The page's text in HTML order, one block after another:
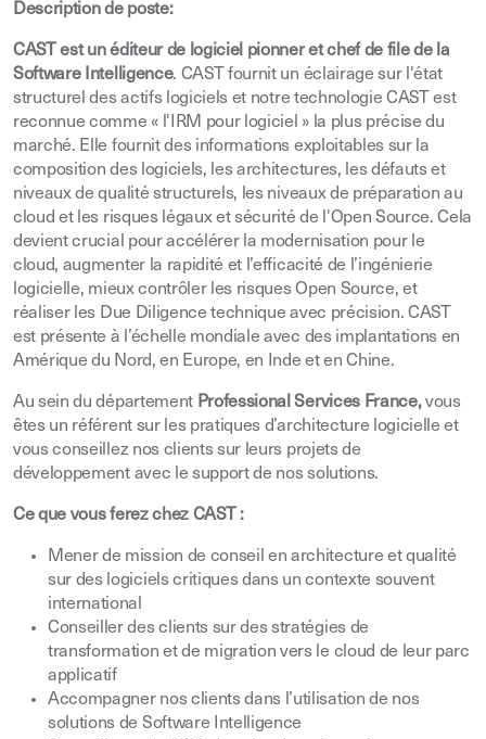
Description de poste:
CAST est un éditeur de logiciel pionner et chef de file de la
Software Intelligence. CAST fournit un éclairage sur l'état
structurel des actifs logiciels et notre technologie CAST est
reconnue comme « l'IRM pour logiciel » la plus précise du
marché. Elle fournit des informations exploitables sur la
composition des logiciels, les architectures, les défauts et
niveaux de qualité structurels, les niveaux de préparation au
cloud et les risques légaux et sécurité de l'Open Source. Cela
devient crucial pour accélérer la modernisation pour le
cloud, augmenter la rapidité et l’efficacité de l’ingénierie
logicielle, mieux contrôler les risques Open Source, et
réaliser les Due Diligence technique avec précision. CAST
est présente à l’échelle mondiale avec des implantations en
Amérique du Nord, en Europe, en Inde et en Chine.
Au sein du département Professional Services France,vous
êtes un référent sur les pratiques d’architecture logicielle et
vous conseillez nos clients sur leurs projets de
développement avec le support de nos solutions.
Ce que vous ferez chez CAST :
Mener de mission de conseil en architecture et qualité
sur des logiciels critiques dans un contexte souvent
international
Conseiller des clients sur des stratégies de
transformation et de migration vers le cloud de leur parc
applicatif
Accompagner nos clients dans l’utilisation de nos
solutions de Software Intelligence